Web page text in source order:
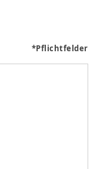
*Pflichtfelder